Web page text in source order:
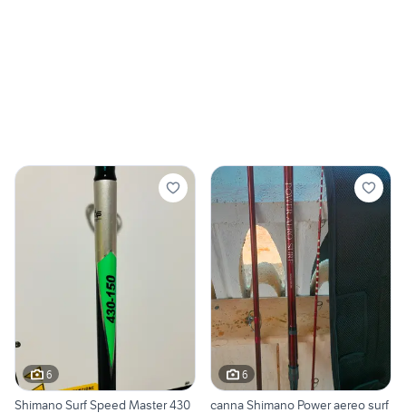
6
Shimano Surf Speed Master 430
6
canna Shimano Power aereo surf